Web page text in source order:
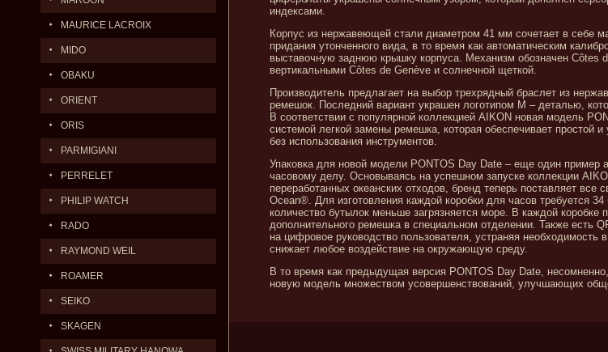
MAURICE LACROIX
MIDO
OBAKU
ORIENT
ORIS
PARMIGIANI
PERRELET
PHILIP WATCH
RADO
RAYMOND WEIL
ROAMER
SEIKO
SKAGEN
индексами.
Корпус из нержавеющей стали диаметром 41 мм сочетает в себе
придания утонченного вида, в то время как автоматическим
выставочную заднюю крышку корпуса. Механизм обозначен Côtes
вертикальными Côtes de Genève и солнечной щеткой.
Производитель предлагает на выбор трехрядный браслет из
ремешок. Последний вариант украшен логотипом M – деталью,
В соответствии с популярной коллекцией AIKON новая модель
системой легкой замены ремешка, которая обеспечивает простой
без использования инструментов.
Упаковка для новой модели PONTOS Day Date – еще один пример
часовому делу. Основываясь на успешном запуске коллекции
переработанных океанских отходов, бренд теперь поставляет все
Ocean®. Для изготовления каждой коробки для часов требуется 34
количество бутылок меньше загрязняется море. В каждой коробке
дополнительного ремешка в специальном отделении. Также есть
на цифровое руководство пользователя, устраняя необходимость
снижает любое воздействие на окружающую среду.
В то время как предыдущая версия PONTOS Day Date,
новую модель множеством усовершенствований, улучшающих